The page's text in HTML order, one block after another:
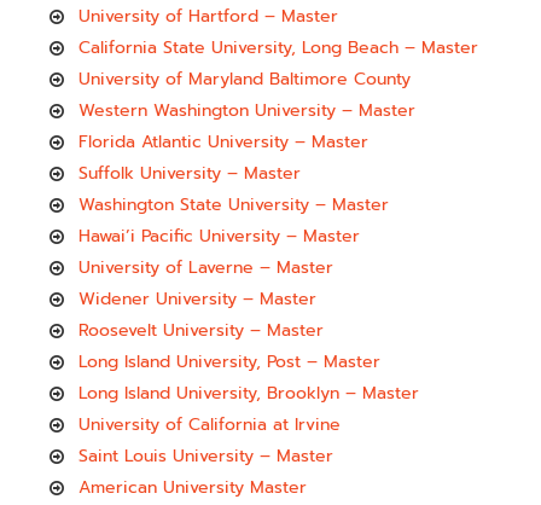
University of Hartford – Master
California State University, Long Beach – Master
University of Maryland Baltimore County
Western Washington University – Master
Florida Atlantic University – Master
Suffolk University – Master
Washington State University – Master
Hawai’i Pacific University – Master
University of Laverne – Master
Widener University – Master
Roosevelt University – Master
Long Island University, Post – Master
Long Island University, Brooklyn – Master
University of California at Irvine
Saint Louis University – Master
American University Master